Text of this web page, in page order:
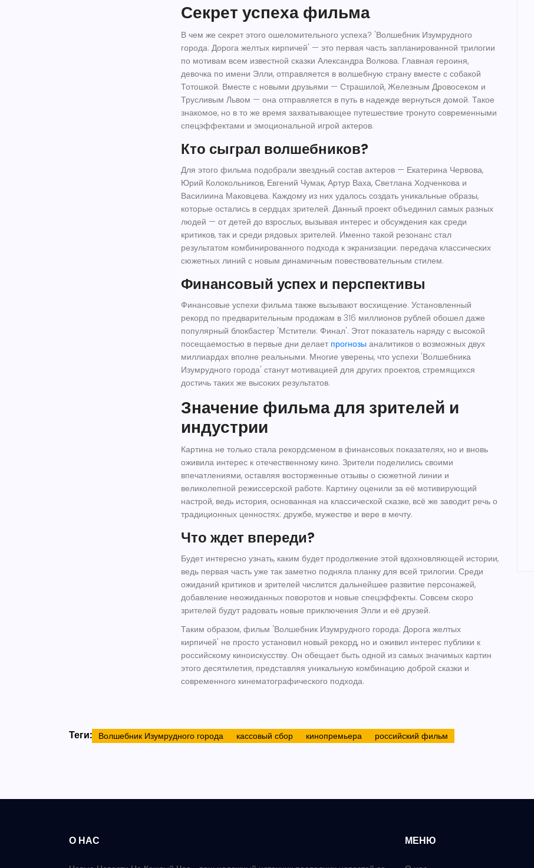
Секрет успеха фильма
В чем же секрет этого ошеломительного успеха? 'Волшебник Изумрудного
города: Дорога желтых кирпичей' — это первая часть запланированной трилогии
по мотивам всем известной сказки Александра Волкова. Главная героиня,
девочка по имени Элли, отправляется в волшебную страну вместе с собакой
Тотошкой. Вместе с новыми друзьями — Страшилой, Железным Дровосеком и
Трусливым Львом — она отправляется в путь в надежде вернуться домой. Такое
знакомое, но в то же время захватывающее путешествие тронуто современными
спецэффектами и эмоциональной игрой актеров.
Кто сыграл волшебников?
Для этого фильма подобрали звездный состав актеров — Екатерина Червова,
Юрий Колокольников, Евгений Чумак, Артур Ваха, Светлана Ходченкова и
Василиина Маковцева. Каждому из них удалось создать уникальные образы,
которые остались в сердцах зрителей. Данный проект объединил самых разных
людей — от детей до взрослых, вызывая интерес и обсуждения как среди
критиков, так и среди рядовых зрителей. Именно такой резонанс стал
результатом комбинированного подхода к экранизации: передача классических
сюжетных линий с новым динамичным повествовательным стилем.
Финансовый успех и перспективы
Финансовые успехи фильма также вызывают восхищение. Установленный
рекорд по предварительным продажам в 316 миллионов рублей обошел даже
популярный блокбастер 'Мстители: Финал'. Этот показатель наряду с высокой
посещаемостью в первые дни делает прогнозы аналитиков о возможных двух
миллиардах вполне реальными. Многие уверены, что успехи 'Волшебника
Изумрудного города' станут мотивацией для других проектов, стремящихся
достичь таких же высоких результатов.
Значение фильма для зрителей и
индустрии
Картина не только стала рекордсменом в финансовых показателях, но и вновь
оживила интерес к отечественному кино. Зрители поделились своими
впечатлениями, оставляя восторженные отзывы о сюжетной линии и
великолепной режиссерской работе. Картину оценили за её мотивирующий
настрой, ведь история, основанная на классической сказке, всё же заводит речь о
традиционных ценностях: дружбе, мужестве и вере в мечту.
Что ждет впереди?
Будет интересно узнать, каким будет продолжение этой вдохновляющей истории,
ведь первая часть уже так заметно подняла планку для всей трилогии. Среди
ожиданий критиков и зрителей числится дальнейшее развитие персонажей,
добавление неожиданных поворотов и новые спецэффекты. Совсем скоро
зрителей будут радовать новые приключения Элли и её друзей.
Таким образом, фильм 'Волшебник Изумрудного города: Дорога желтых
кирпичей' не просто установил новый рекорд, но и оживил интерес публики к
российскому киноискусству. Он обещает быть одной из самых значимых картин
этого десятилетия, представляя уникальную комбинацию доброй сказки и
современного кинематографического подхода.
Теги: Волшебник Изумрудного города кассовый сбор кинопремьера российский фильм
О НАС МЕНЮ